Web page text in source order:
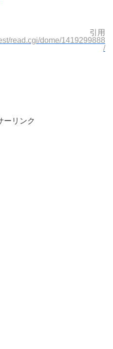
引用
read.cgi/dome/1419299888
/
ーリンク